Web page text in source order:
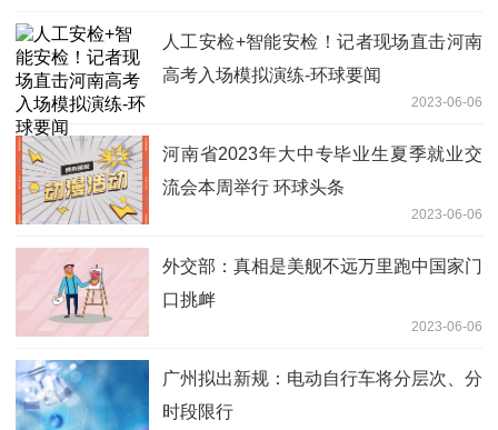
人工安检+智能安检！记者现场直击河南
高考入场模拟演练-环球要闻
2023-06-06
河南省2023年大中专毕业生夏季就业交
流会本周举行 环球头条
2023-06-06
外交部：真相是美舰不远万里跑中国家门
口挑衅
2023-06-06
广州拟出新规：电动自行车将分层次、分
时段限行